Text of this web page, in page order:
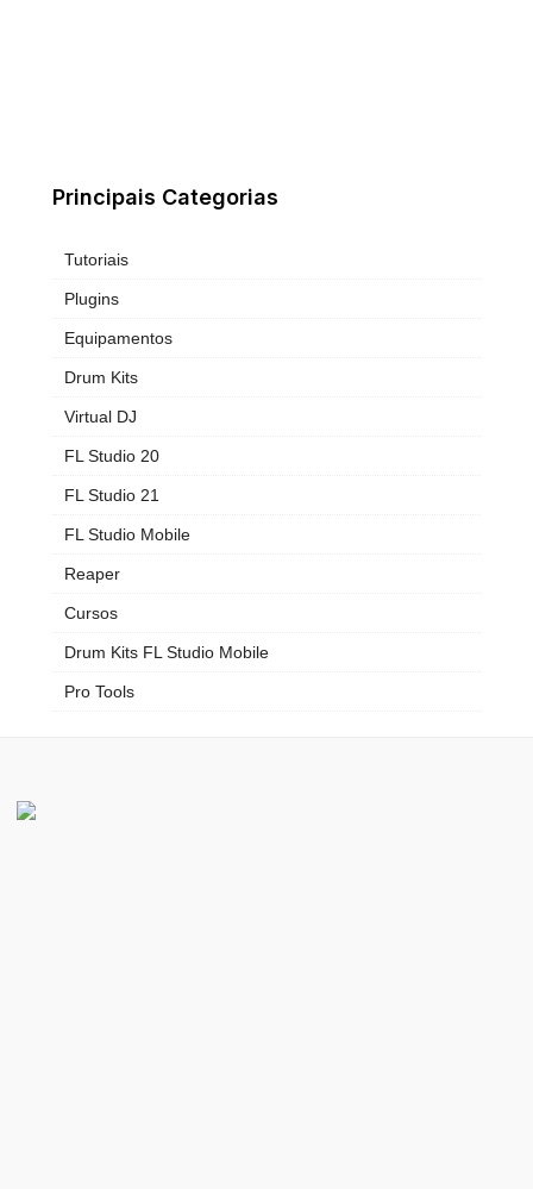
Principais Categorias
Tutoriais
Plugins
Equipamentos
Drum Kits
Virtual DJ
FL Studio 20
FL Studio 21
FL Studio Mobile
Reaper
Cursos
Drum Kits FL Studio Mobile
Pro Tools